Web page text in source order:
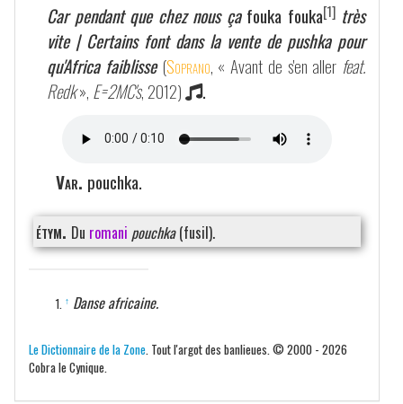
Car pendant que chez nous ça fouka fouka[1]très
vite | Certains font dans la vente de pushka pour
qu'Africa faiblisse (Soprano, « Avant de s'en aller feat.
Redk», E=2MC's, 2012) .
Var. pouchka.
étym. Du romani pouchka(fusil).
↑ Danse africaine.
Le Dictionnaire de la Zone . Tout l'argot des banlieues. © 2000 - 2026
Cobra le Cynique.